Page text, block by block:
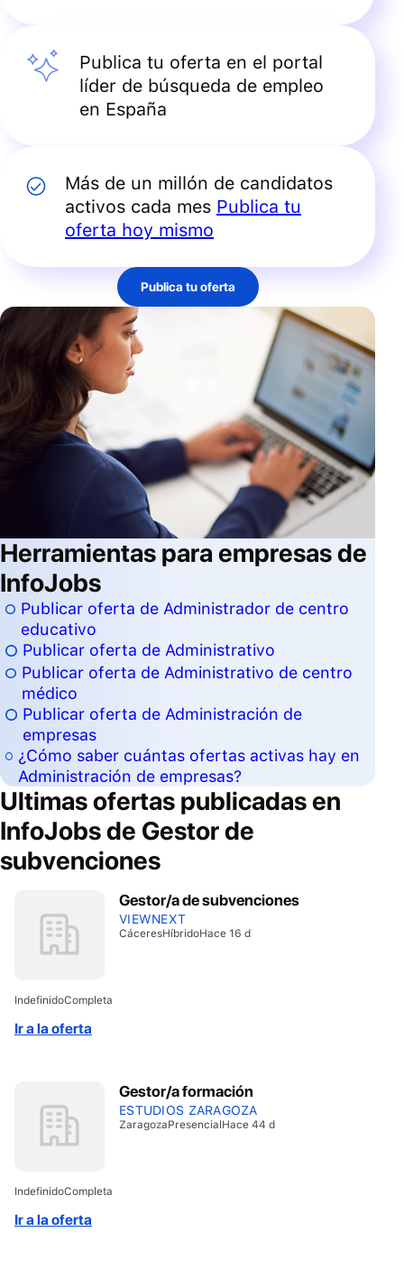
Publica tu oferta en el portal
líder de búsqueda de empleo
en España
Más de un millón de candidatos
activos cada mes Publica tu
oferta hoy mismo
Publica tu oferta
Herramientas para empresas de
InfoJobs
Publicar oferta de Administrador de centro
educativo
Publicar oferta de Administrativo
Publicar oferta de Administrativo de centro
médico
Publicar oferta de Administración de
empresas
¿Cómo saber cuántas ofertas activas hay en
Administración de empresas?
Ultimas ofertas publicadas en
InfoJobs de Gestor de
subvenciones
Gestor/a de subvenciones
VIEWNEXT
CáceresHíbridoHace 16 d
IndefinidoCompleta
Ir a la oferta
Gestor/a formación
ESTUDIOS ZARAGOZA
ZaragozaPresencialHace 44 d
IndefinidoCompleta
Ir a la oferta